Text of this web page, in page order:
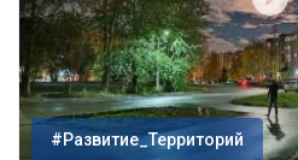
#Развитие_Территорий